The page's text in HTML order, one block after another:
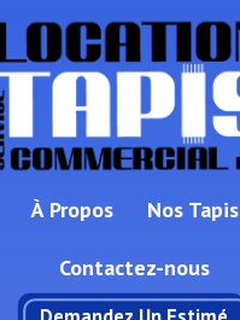
À Propos Nos Tapis
Contactez-nous